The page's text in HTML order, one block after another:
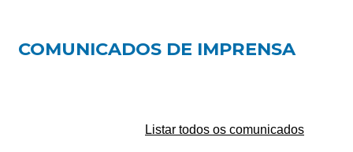
COMUNICADOS DE IMPRENSA
Listar todos os comunicados